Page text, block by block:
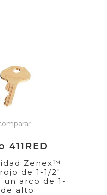
411RED
Zenex™
de 1-1/2"
un arco de 1-
alto